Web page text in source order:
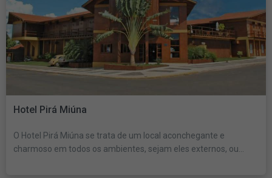
Hotel Pirá Miúna
O Hotel Pirá Miúna se trata de um local aconchegante e
charmoso em todos os ambientes, sejam eles externos, ou...